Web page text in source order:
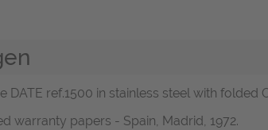
DATE ref.1500 in stainless steel with folded
warranty papers - Spain, Madrid, 1972.